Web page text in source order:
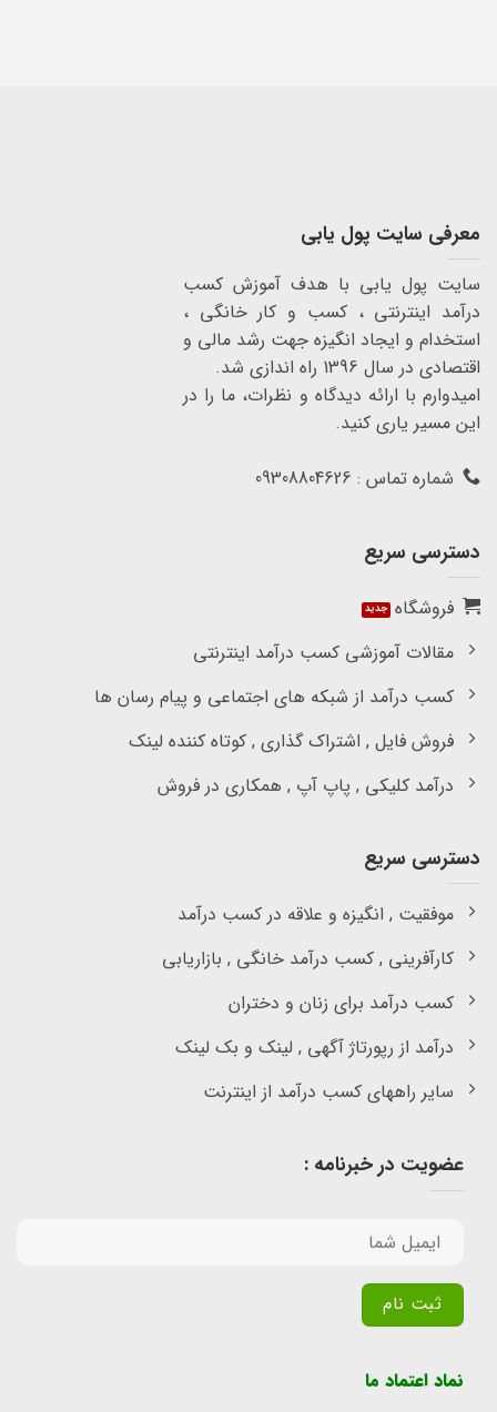
معرفی سایت پول یابی
سایت پول یابی با هدف آموزش کسب
درآمد اینترنتی ، کسب و کار خانگی ،
استخدام و ایجاد انگیزه جهت رشد مالی و
اقتصادی در سال 1396 راه اندازی شد.
امیدوارم با ارائه دیدگاه و نظرات، ما را در
این مسیر یاری کنید.
شماره تماس : 09308804626
دسترسی سریع
فروشگاه
مقالات آموزشی کسب درآمد اینترنتی
کسب درآمد از شبکه های اجتماعی و پیام رسان ها
فروش فایل , اشتراک گذاری , کوتاه کننده لینک
درآمد کلیکی , پاپ آپ , همکاری در فروش
دسترسی سریع
موفقیت , انگیزه و علاقه در کسب درآمد
کارآفرینی , کسب درآمد خانگی , بازاریابی
کسب درآمد برای زنان و دختران
درآمد از رپورتاژ آگهی , لینک و بک لینک
سایر راههای کسب درآمد از اینترنت
عضویت در خبرنامه :
نماد اعتماد ما